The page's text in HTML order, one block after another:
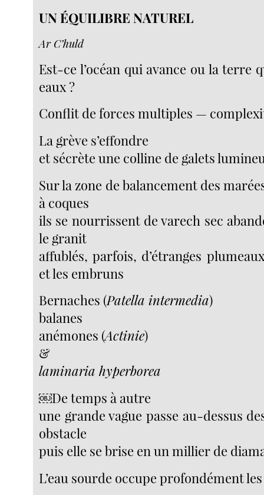
UN ÉQUILIBRE NATUREL
Ar C’huld
Est-ce l’océan qui avance ou la terre
eaux ?
Conflit de forces multiples —
La grève s’effondre
et sécrète une colline de galets
Sur la zone de balancement des
à coques
ils se nourrissent de varech sec
le granit
affublés, parfois, d’étranges
et les embruns
Bernaches (Patella intermedia)
balanes
anémones (Actinie)
&
laminaria hyperborea
￼De temps à autre
une grande vague passe au-dessus
obstacle
puis elle se brise en un millier de
L’eau sourde occupe profondément